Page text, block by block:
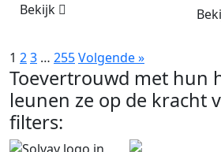
Bekijk
1 23 … 255Volgende »
Toevertrouwd met hun
leunen ze op de kracht
filters: